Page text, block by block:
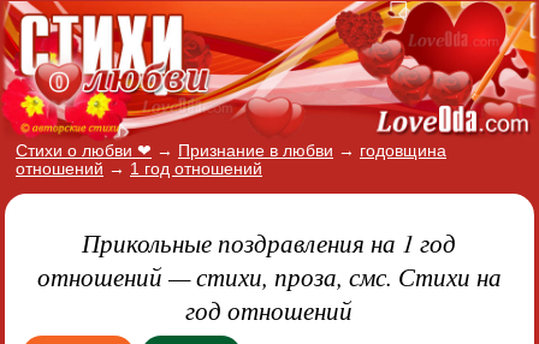
Стихи о любви ❤ → Признание в любви → годовщина
отношений → 1 год отношений
Прикольные поздравления на 1 год
отношений — стихи, проза, смс. Стихи на
год отношений